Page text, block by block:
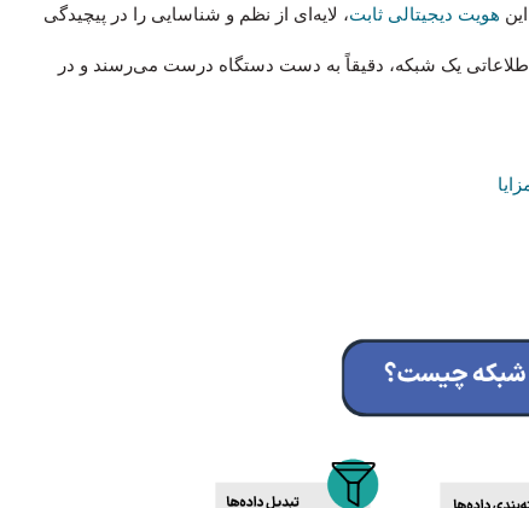
هویت دیجیتالی ثابت، لایه‌ای از نظم و شناسایی را در پیچیدگی
یک شبکه، دقیقاً به دست دستگاه درست می‌رسند و در